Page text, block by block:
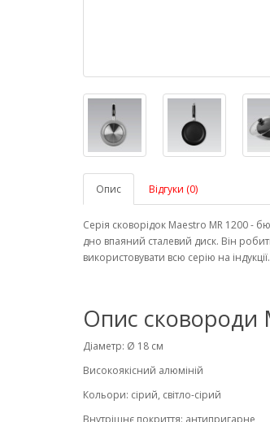
Опис Відгуки (0)
Серія сковорідок Maestro MR 1200 -
дно впаяний сталевий диск. Він
використовувати всю серію на індукції.
Опис сковороди
Діаметр: Ø 18 см
Високоякісний алюміній
Кольори: сірий, світло-сірий
Внутрішнє покриття: антипригарне